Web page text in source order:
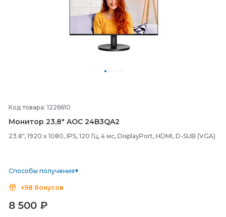
Код товара: 1226610
Монитор 23,8" AOC 24B3QA2
23.8", 1920 x 1080, IPS, 120 Гц, 4 мс, DisplayPort, HDMI, D-SUB (VGA)
Способы получения
+98 бонусов
8 500 ₽